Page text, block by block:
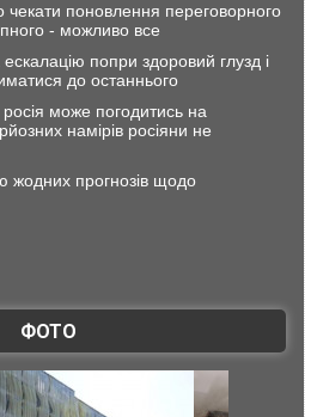
чекати поновлення переговорного
- можливо все
попри здоровий глузд і
до останнього
може погодитись на
намірів росіяни не
жодних прогнозів щодо
ФОТО